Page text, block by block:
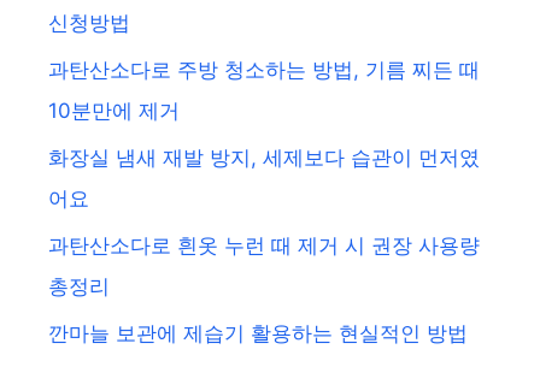
신청방법
과탄산소다로 주방 청소하는 방법, 기름 찌든 때
10분만에 제거
화장실 냄새 재발 방지, 세제보다 습관이 먼저였
어요
과탄산소다로 흰옷 누런 때 제거 시 권장 사용량
총정리
깐마늘 보관에 제습기 활용하는 현실적인 방법